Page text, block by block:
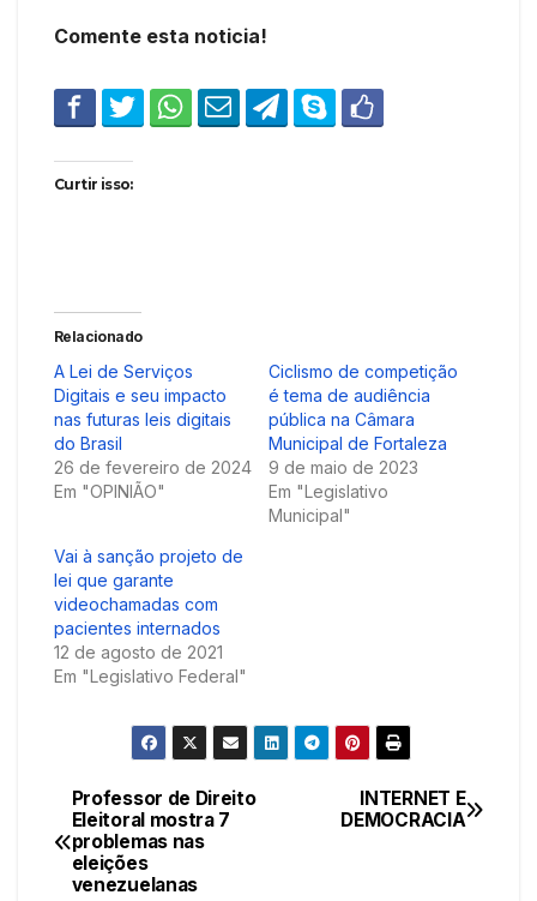
Comente esta noticia!
Curtir isso:
Relacionado
A Lei de Serviços
Digitais e seu impacto
nas futuras leis digitais
do Brasil
26 de fevereiro de 2024
Em "OPINIÃO"
Ciclismo de competição
é tema de audiência
pública na Câmara
Municipal de Fortaleza
9 de maio de 2023
Em "Legislativo
Municipal"
Vai à sanção projeto de
lei que garante
videochamadas com
pacientes internados
12 de agosto de 2021
Em "Legislativo Federal"
Navegação
de
INTERNET E
DEMOCRACIA
Professor de Direito
Eleitoral mostra 7
problemas nas
eleições
venezuelanas